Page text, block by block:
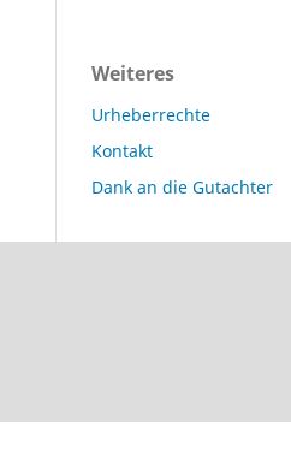
Weiteres
Urheberrechte
Kontakt
Dank an die Gutachter